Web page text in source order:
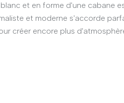
et en forme d'une cabane
et moderne s'accorde
créer encore plus